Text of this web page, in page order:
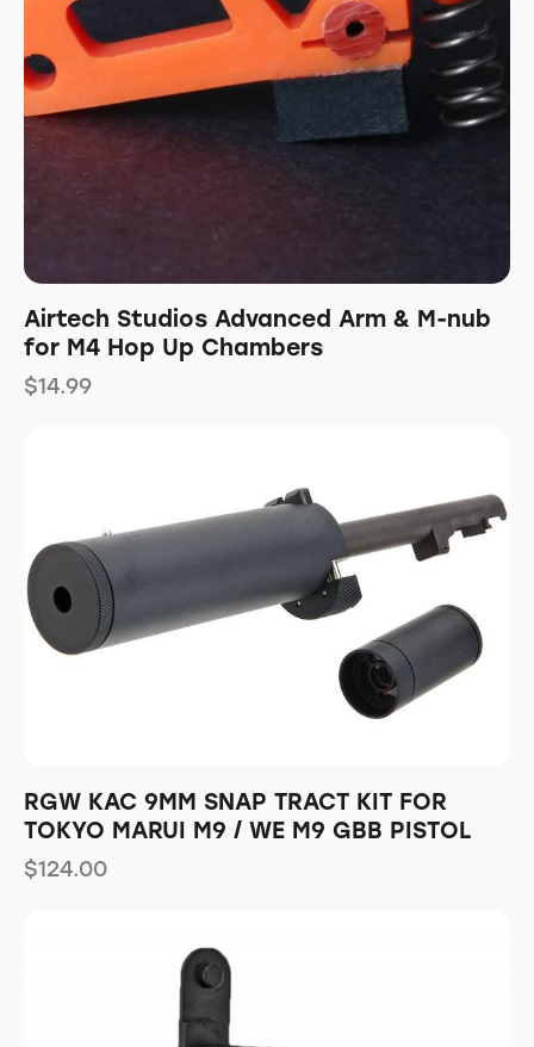
Airtech Studios Advanced Arm & M-nub
for M4 Hop Up Chambers
$14.99
RGW KAC 9MM SNAP TRACT KIT FOR
TOKYO MARUI M9 / WE M9 GBB PISTOL
$124.00